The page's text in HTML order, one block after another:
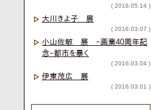
( 2016.05.14 )
大川きよ子 展
( 2016.03.07 )
小山佐敏 展 ｰ画業40周年記
念ｰ都市を暴く
( 2016.03.04 )
伊東茂広 展
( 2016.03.01 )